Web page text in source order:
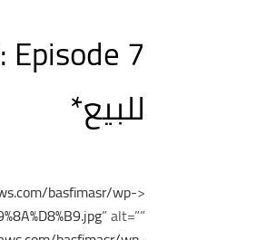
للبيع*
<img width=”1300″ height=”750″ src=”
basfimasr/wp-
” alt=””